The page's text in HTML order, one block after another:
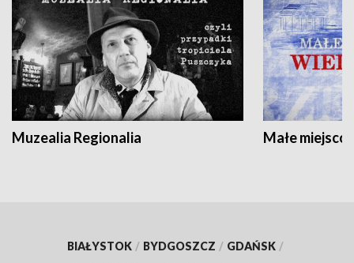
Muzealia Regionalia Małe
BIAŁYSTOK / BYDGOSZCZ / GDAŃSK /